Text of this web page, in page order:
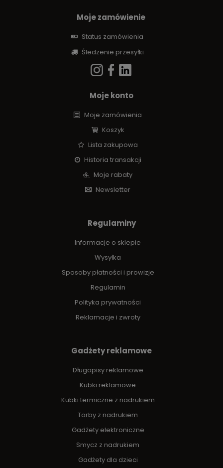
Moje zamówienie
Status zamówienia
Śledzenie przesyłki
Moje konto
Moje zamówienia
Koszyk
Lista zakupowa
Historia transakcji
Moje rabaty
Newsletter
Regulaminy
Informacje o sklepie
Wysyłka
Sposoby płatności i prowizje
Regulamin
Polityka prywatności
Reklamacje i zwroty
Gadżety reklamowe
Długopisy reklamowe
Kubki reklamowe
Kubki termiczne z nadrukiem
Torby z nadrukiem
Gadżety elektroniczne
Smycz z nadrukiem
Gadżety dla dzieci